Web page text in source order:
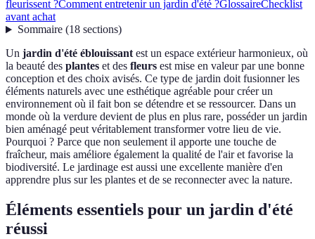
fleurissent ?Comment entretenir un jardin d'été ?GlossaireChecklist
avant achat
Sommaire(18 sections)
Un jardin d'été éblouissantest un espace extérieur harmonieux, où
la beauté des plantes et des fleurs est mise en valeur par une bonne
conception et des choix avisés. Ce type de jardin doit fusionner les
éléments naturels avec une esthétique agréable pour créer un
environnement où il fait bon se détendre et se ressourcer. Dans un
monde où la verdure devient de plus en plus rare, posséder un jardin
bien aménagé peut véritablement transformer votre lieu de vie.
Pourquoi ? Parce que non seulement il apporte une touche de
fraîcheur, mais améliore également la qualité de l'air et favorise la
biodiversité. Le jardinage est aussi une excellente manière d'en
apprendre plus sur les plantes et de se reconnecter avec la nature.
Éléments essentiels pour un jardin d'été
réussi